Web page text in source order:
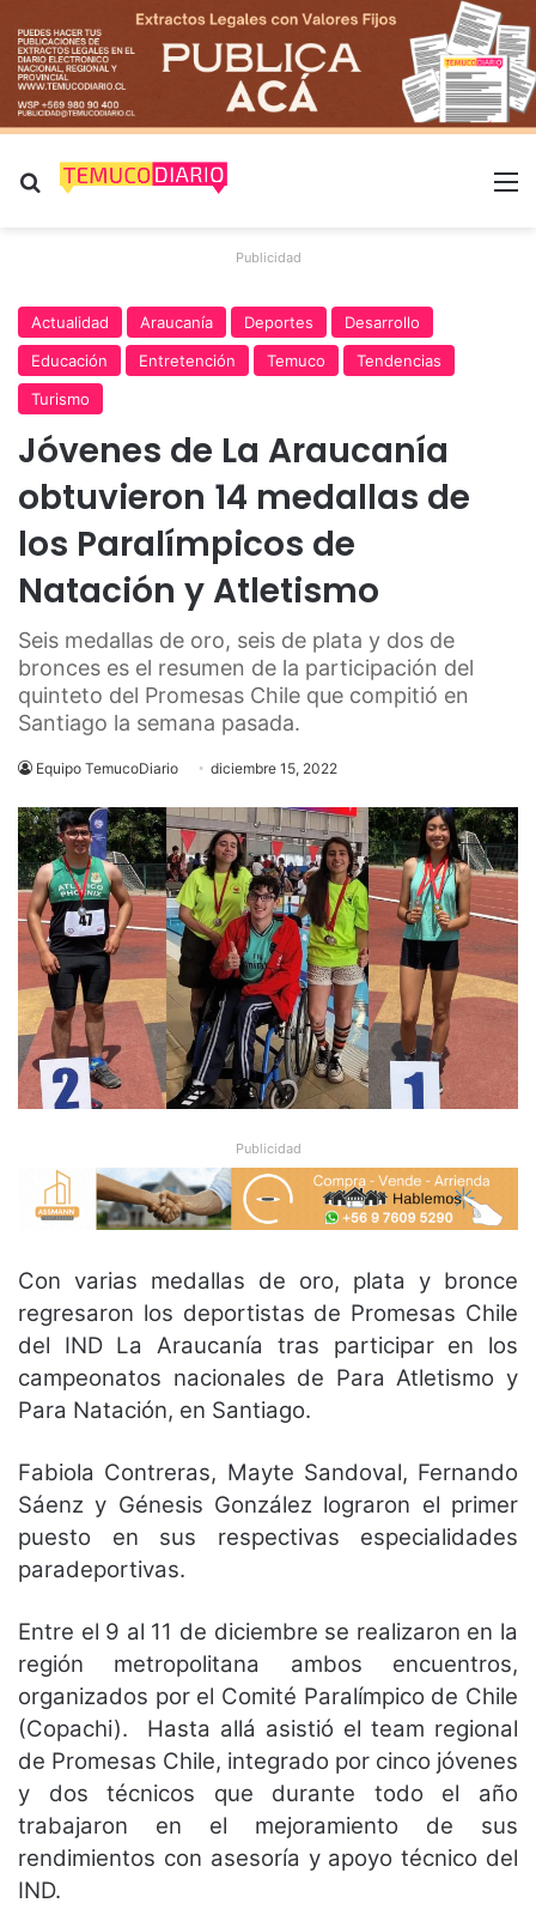
Buscar por
Publicidad
Actualidad Araucanía Deportes
Desarrollo
Educación
Entretención Temuco
Tendencias
Turismo
Jóvenes de La Araucanía
obtuvieron 14 medallas de
los Paralímpicos de
Natación y Atletismo
Seis medallas de oro, seis de plata y dos de
bronces es el resumen de la participación del
quinteto del Promesas Chile que compitió en
Santiago la semana pasada.
Equipo TemucoDiario diciembre 15, 2022
Publicidad
Con varias medallas de oro, plata y bronce
regresaron los deportistas de Promesas Chile
del IND La Araucanía tras participar en los
campeonatos nacionales de Para Atletismo y
Para Natación, en Santiago.
Fabiola Contreras, Mayte Sandoval, Fernando
Sáenz y Génesis González lograron el primer
puesto en sus respectivas especialidades
paradeportivas.
Entre el 9 al 11 de diciembre se realizaron en la
región metropolitana ambos encuentros,
organizados por el Comité Paralímpico de Chile
(Copachi). Hasta allá asistió el team regional
de Promesas Chile, integrado por cinco jóvenes
y dos técnicos que durante todo el año
trabajaron en el mejoramiento de sus
rendimientos con asesoría y apoyo técnico del
IND.